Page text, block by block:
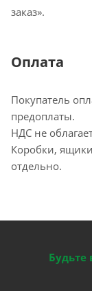
заказ».
Оплата
Покупатель
предоплаты.
НДС не
Коробки,
отдельно.
Будьте